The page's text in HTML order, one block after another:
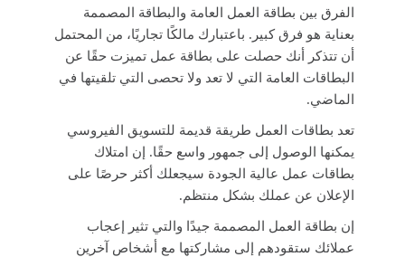
الفرق بين بطاقة العمل العامة والبطاقة المصممة
بعناية هو فرق كبير. باعتبارك مالكًا تجاريًا، من المحتمل
أن تتذكر أنك حصلت على بطاقة عمل تميزت حقًا عن
البطاقات العامة التي لا تعد ولا تحصى التي تلقيتها في
الماضي.
تعد بطاقات العمل طريقة قديمة للتسويق الفيروسي
يمكنها الوصول إلى جمهور واسع حقًا. إن امتلاك
بطاقات عمل عالية الجودة سيجعلك أكثر حرصًا على
الإعلان عن عملك بشكل منتظم.
إن بطاقة العمل المصممة جيدًا والتي تثير إعجاب
عملائك ستقودهم إلى مشاركتها مع أشخاص آخرين